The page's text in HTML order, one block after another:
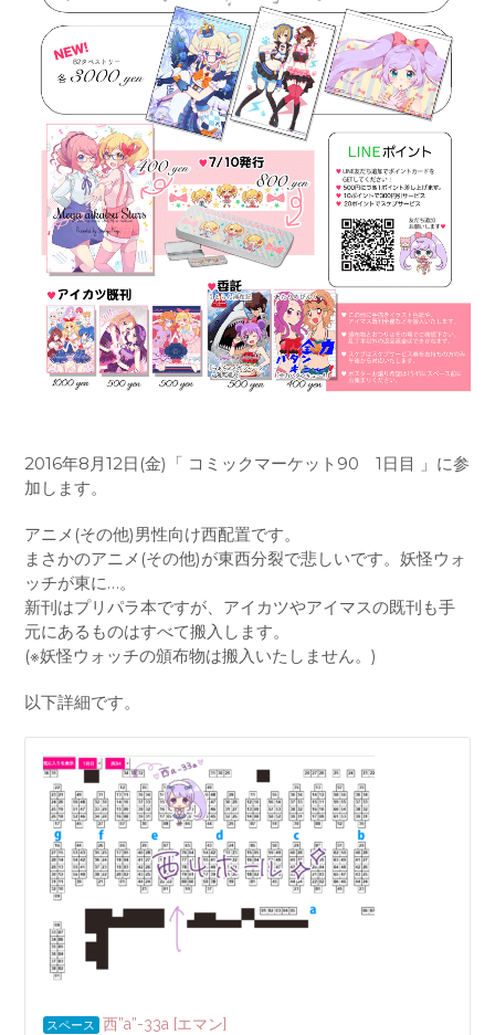
2016年8月12日(金)「 コミックマーケット90 1日目 」に参
加します。
アニメ(その他)男性向け西配置です。
まさかのアニメ(その他)が東西分裂で悲しいです。妖怪ウォ
ッチが東に…。
新刊はプリパラ本ですが、アイカツやアイマスの既刊も手
元にあるものはすべて搬入します。
(※妖怪ウォッチの頒布物は搬入いたしません。)
以下詳細です。
スペース 西”a”-33a [エマン]